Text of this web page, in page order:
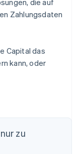
die auf
Zahlungsdaten
Capital das
kann, oder
zu